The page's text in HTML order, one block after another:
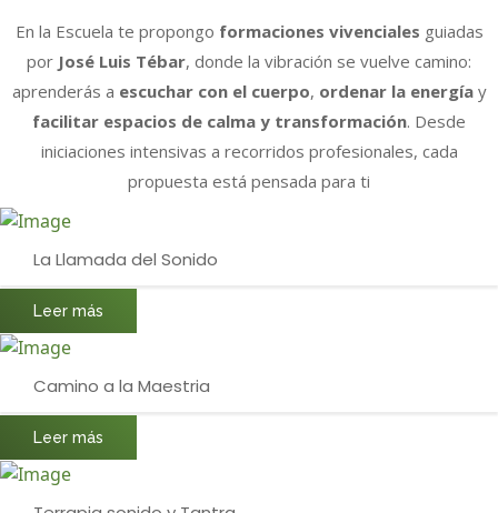
En la Escuela te propongo formaciones vivenciales guiadas
por José Luis Tébar, donde la vibración se vuelve camino:
aprenderás a escuchar con el cuerpo, ordenar la energíay
facilitar espacios de calma y transformación. Desde
iniciaciones intensivas a recorridos profesionales, cada
propuesta está pensada para ti
La Llamada del Sonido
Leer más
Camino a la Maestria
Leer más